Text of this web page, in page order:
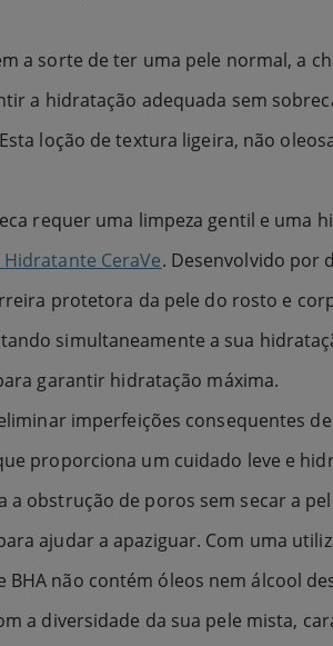
a sorte de ter uma pele normal, a
a hidratação adequada sem
loção de textura ligeira, não
requer uma limpeza gentil e uma
CeraVe. Desenvolvido por
protetora da pele do rosto e
simultaneamente a sua
garantir hidratação máxima.
imperfeições consequentes
proporciona um cuidado leve e
a obstrução de poros sem secar a
ajudar a apaziguar. Com uma
BHA não contém óleos nem álcool
a diversidade da sua pele mista,